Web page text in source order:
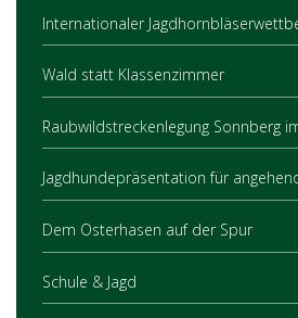
Internationaler
Wald statt Klassenzimmer
Raubwildstreckenlegung Sonnberg
Jagdhundepräsentation für
Dem Osterhasen auf der Spur
Schule & Jagd